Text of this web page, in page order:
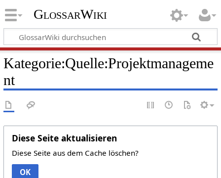
GlossarWiki
Kategorie:Quelle:Projektmanageme
nt
Diese Seite aktualisieren
Diese Seite aus dem Cache löschen?
OK